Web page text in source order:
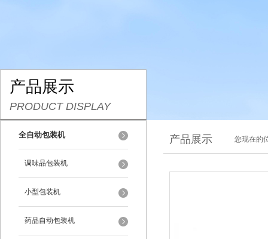
产品展示
PRODUCT DISPLAY
全自动包装机
调味品包装机
小型包装机
药品自动包装机
产品展示 您现在的